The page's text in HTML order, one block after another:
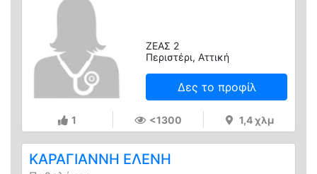
ΖΕΑΣ 2
Περιστέρι, Αττική
Δες το προφίλ
1 <1300 1,4 χλμ
ΚΑΡΑΓΙΑΝΝΗ ΕΛΕΝΗ